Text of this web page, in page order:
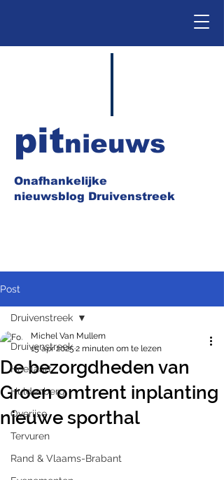
Onafhankelijke
nieuwsblog Druivenstreek
pitnieuws
Post
Druivenstreek
Hoeilaart
Huldenberg
Overijse
Tervuren
Rand & Vlaams-Brabant
Druivenstreek
De bezorgdheden van
Groen omtrent inplanting
nieuwe sporthal
Michel Van Mullem
15 apr 2025 2 minuten om te lezen